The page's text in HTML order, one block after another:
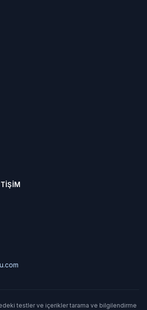
testler ve içerikler tarama ve bilgilendirme